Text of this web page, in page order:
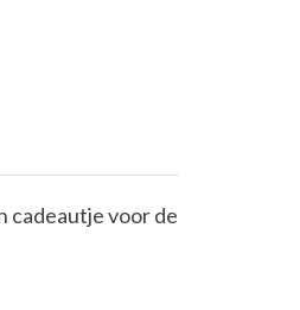
cadeautje voor de